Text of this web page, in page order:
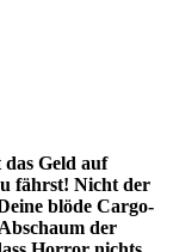
Geld auf
fährst! Nicht der
blöde Cargo-
der